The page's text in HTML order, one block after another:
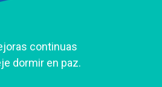
continuas
dormir en paz.